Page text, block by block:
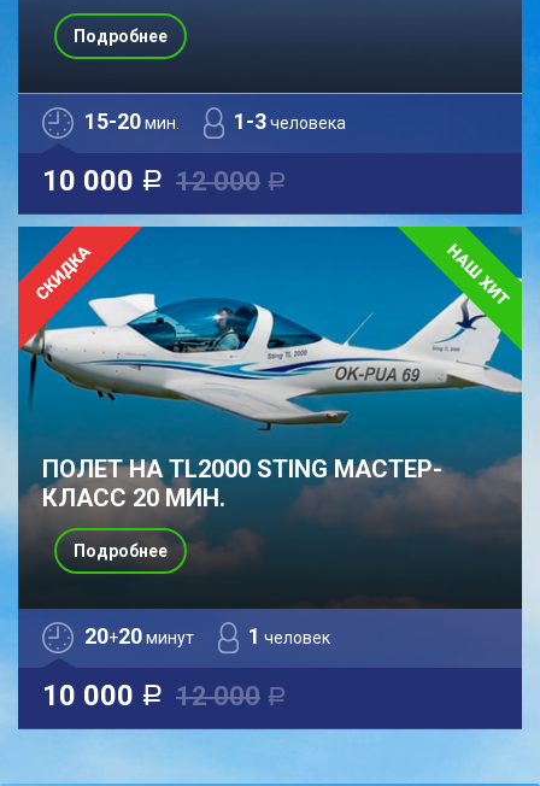
15-20мин. 1-3человека
10 000 a 12 000 a
Подробнее
ПОЛЕТ НА TL2000 STING МАСТЕР-
КЛАСС 20 МИН.
20+20минут 1 человек
10 000 a 12 000 a
Подробнее